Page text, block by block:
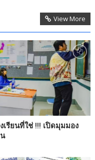
View More
เรียนที่ใช่ !!! เปิดมุมมอง